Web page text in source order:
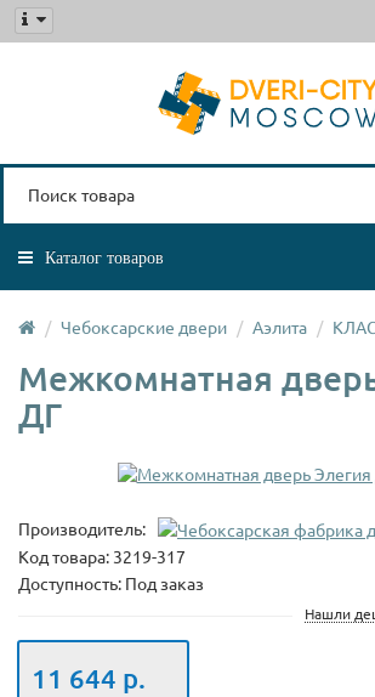
Каталог товаров
Чебоксарские двери Аэлита
Межкомнатная
ДГ
Производитель:
Код товара: 3219-317
Доступность: Под заказ
Нашли
11 644 р.